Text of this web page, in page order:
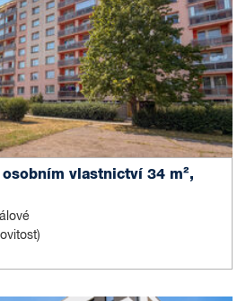
vlastnictví 34 m²,